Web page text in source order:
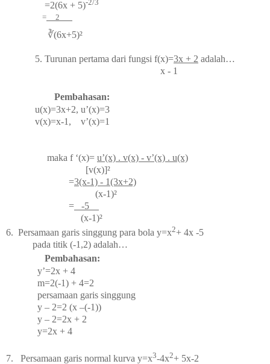
=2(6x + 5)-2/3
= 2
∛(6x+5)²
5. Turunan pertama dari fungsi f(x)=3x + 2 adalah…
x - 1
Pembahasan:
u(x)=3x+2, u’(x)=3
v(x)=x-1, v’(x)=1
maka f ‘(x)= u’(x) . v(x) - v’(x) . u(x)
3(x-1) - 1(3x+2)
1)²
-5
(x-1)²
Persamaan garis singgung para bola y=x2+ 4x -5
titik (-1,2) adalah…
Pembahasan:
y’=2x + 4
m=2(-1) + 4=2
persamaan garis singgung
y – 2=2 (x –(-1))
y – 2=2x + 2
y=2x + 4
7. Persamaan garis normal kurva y=x3-4x2+ 5x-2